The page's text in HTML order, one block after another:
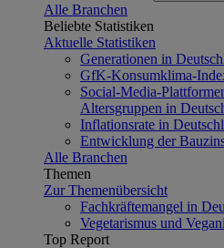
Alle Branchen
Beliebte Statistiken
Aktuelle Statistiken
Generationen in
GfK-Konsumklima-
Social-Media-
Altersgruppen in
Inflationsrate in
Entwicklung der
Alle Branchen
Themen
Zur Themenübersicht
Fachkräftemangel in
Vegetarismus und
Top Report